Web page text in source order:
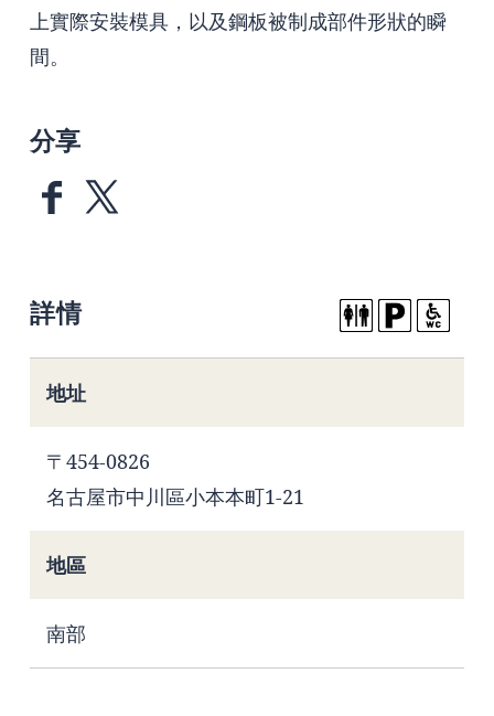
上實際安裝模具，以及鋼板被制成部件形狀的瞬
間。
分享
詳情
地址
〒454-0826
名古屋市中川區小本本町1-21
地區
南部